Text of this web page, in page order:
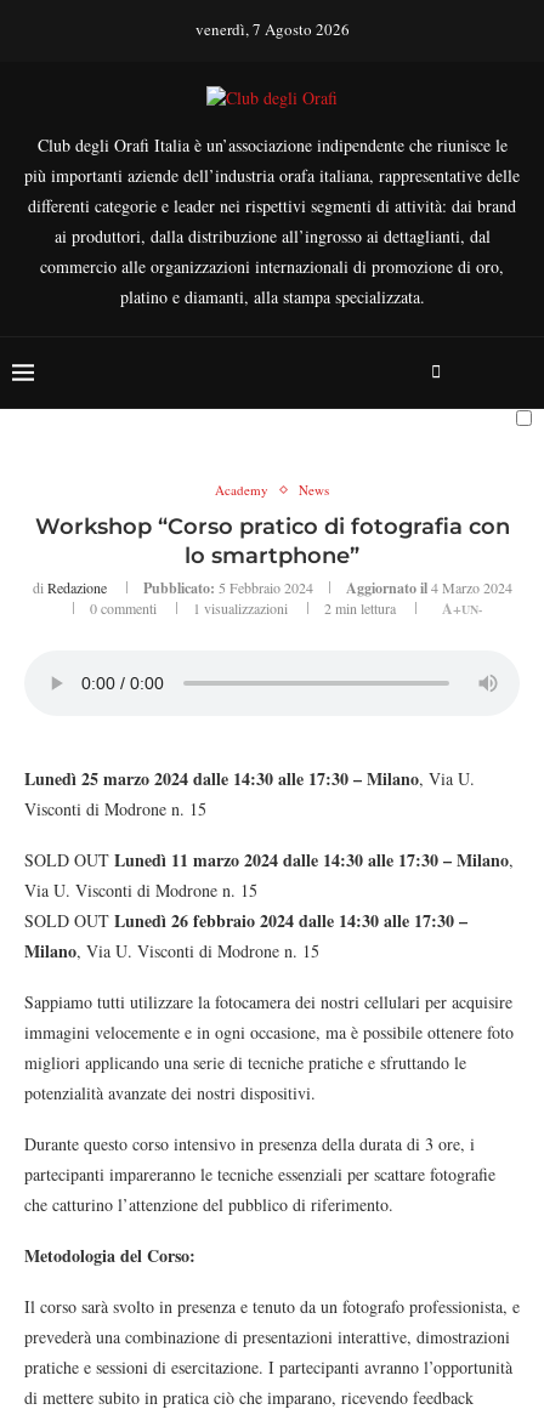
venerdì, 7 Agosto 2026
Club degli Orafi Italia è un’associazione indipendente che riunisce le
più importanti aziende dell’industria orafa italiana, rappresentative delle
differenti categorie e leader nei rispettivi segmenti di attività: dai brand
ai produttori, dalla distribuzione all’ingrosso ai dettaglianti, dal
commercio alle organizzazioni internazionali di promozione di oro,
platino e diamanti, alla stampa specializzata.
Academy News
Workshop “Corso pratico di fotografia con
lo smartphone”
di Redazione Pubblicato: 5 Febbraio 2024 Aggiornato il 4 Marzo 2024
0 commenti
1 visualizzazioni 2 min lettura A+UN-
Lunedì 25 marzo 2024 dalle 14:30 alle 17:30 – Milano, Via U.
Visconti di Modrone n. 15
SOLD OUT Lunedì 11 marzo 2024 dalle 14:30 alle 17:30 – Milano,
Via U. Visconti di Modrone n. 15
SOLD OUT Lunedì 26 febbraio 2024 dalle 14:30 alle 17:30 –
Milano, Via U. Visconti di Modrone n. 15
Sappiamo tutti utilizzare la fotocamera dei nostri cellulari per acquisire
immagini velocemente e in ogni occasione, ma è possibile ottenere foto
migliori applicando una serie di tecniche pratiche e sfruttando le
potenzialità avanzate dei nostri dispositivi.
Durante questo corso intensivo in presenza della durata di 3 ore, i
partecipanti impareranno le tecniche essenziali per scattare fotografie
che catturino l’attenzione del pubblico di riferimento.
Metodologia del Corso:
Il corso sarà svolto in presenza e tenuto da un fotografo professionista, e
prevederà una combinazione di presentazioni interattive, dimostrazioni
pratiche e sessioni di esercitazione. I partecipanti avranno l’opportunità
di mettere subito in pratica ciò che imparano, ricevendo feedback